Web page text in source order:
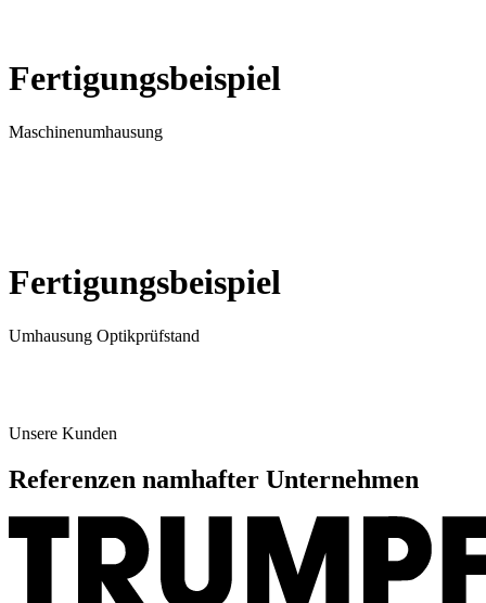
Fertigungsbeispiel
Maschinenumhausung
Fertigungsbeispiel
Umhausung Optikprüfstand
Unsere Kunden
Referenzen namhafter Unternehmen